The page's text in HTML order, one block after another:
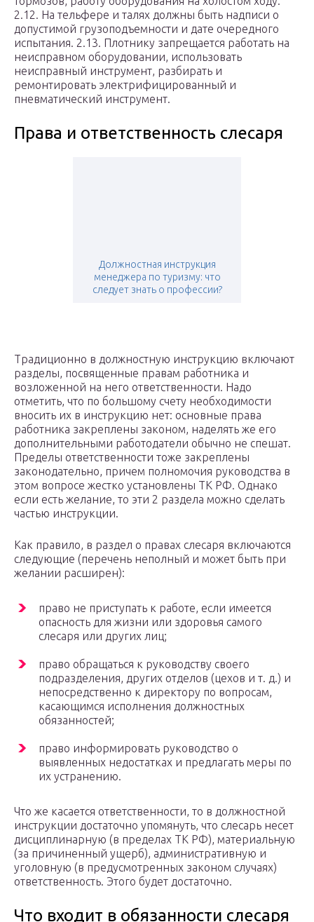
2.12. На тельфере и талях должны быть надписи о
допустимой грузоподъемности и дате очередного
испытания. 2.13. Плотнику запрещается работать на
неисправном оборудовании, использовать
неисправный инструмент, разбирать и
ремонтировать электрифицированный и
пневматический инструмент.
Права и ответственность слесаря
Должностная инструкция
менеджера по туризму: что
следует знать о профессии?
Традиционно в должностную инструкцию включают
разделы, посвященные правам работника и
возложенной на него ответственности. Надо
отметить, что по большому счету необходимости
вносить их в инструкцию нет: основные права
работника закреплены законом, наделять же его
дополнительными работодатели обычно не спешат.
Пределы ответственности тоже закреплены
законодательно, причем полномочия руководства в
этом вопросе жестко установлены ТК РФ. Однако
если есть желание, то эти 2 раздела можно сделать
частью инструкции.
Как правило, в раздел о правах слесаря включаются
следующие (перечень неполный и может быть при
желании расширен):
право не приступать к работе, если имеется
опасность для жизни или здоровья самого
слесаря или других лиц;
право обращаться к руководству своего
подразделения, других отделов (цехов и т. д.) и
непосредственно к директору по вопросам,
касающимся исполнения должностных
обязанностей;
право информировать руководство о
выявленных недостатках и предлагать меры по
их устранению.
Что же касается ответственности, то в должностной
инструкции достаточно упомянуть, что слесарь несет
дисциплинарную (в пределах ТК РФ), материальную
(за причиненный ущерб), административную и
уголовную (в предусмотренных законом случаях)
ответственность. Этого будет достаточно.
Что входит в обязанности слесаря